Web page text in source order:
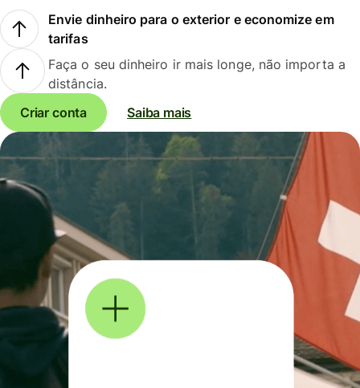
Envie dinheiro para o exterior e economize em
tarifas
Faça o seu dinheiro ir mais longe, não importa a
distância.
Criar conta
Saiba mais